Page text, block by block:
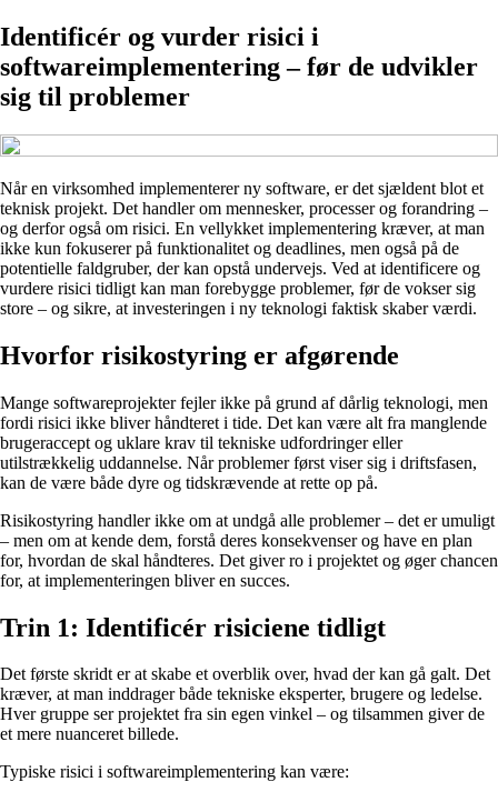
Identificér og vurder risici i
softwareimplementering – før de udvikler
sig til problemer
Når en virksomhed implementerer ny software, er det sjældent blot et
teknisk projekt. Det handler om mennesker, processer og forandring –
og derfor også om risici. En vellykket implementering kræver, at man
ikke kun fokuserer på funktionalitet og deadlines, men også på de
potentielle faldgruber, der kan opstå undervejs. Ved at identificere og
vurdere risici tidligt kan man forebygge problemer, før de vokser sig
store – og sikre, at investeringen i ny teknologi faktisk skaber værdi.
Hvorfor risikostyring er afgørende
Mange softwareprojekter fejler ikke på grund af dårlig teknologi, men
fordi risici ikke bliver håndteret i tide. Det kan være alt fra manglende
brugeraccept og uklare krav til tekniske udfordringer eller
utilstrækkelig uddannelse. Når problemer først viser sig i driftsfasen,
kan de være både dyre og tidskrævende at rette op på.
Risikostyring handler ikke om at undgå alle problemer – det er umuligt
– men om at kende dem, forstå deres konsekvenser og have en plan
for, hvordan de skal håndteres. Det giver ro i projektet og øger chancen
for, at implementeringen bliver en succes.
Trin 1: Identificér risiciene tidligt
Det første skridt er at skabe et overblik over, hvad der kan gå galt. Det
kræver, at man inddrager både tekniske eksperter, brugere og ledelse.
Hver gruppe ser projektet fra sin egen vinkel – og tilsammen giver de
et mere nuanceret billede.
Typiske risici i softwareimplementering kan være: